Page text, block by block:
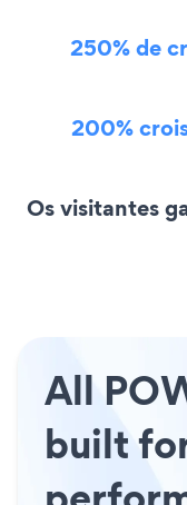
250% de
200%
Os visitantes
All
built